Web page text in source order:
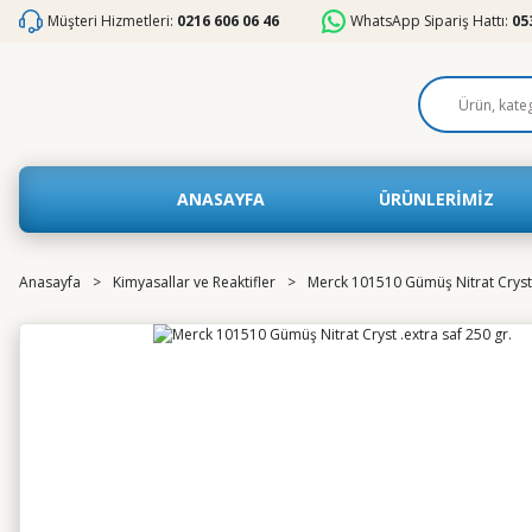
Müşteri Hizmetleri: 0216 606 06 46 WhatsApp Sipariş Hattı:
ANASAYFA ÜRÜNLERİMİZ
Anasayfa Kimyasallar ve Reaktifler Merck 101510 Gümüş Nitrat